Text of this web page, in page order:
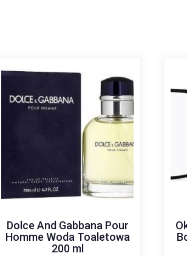
Dolce And Gabbana Pour
Homme Woda Toaletowa
200 ml